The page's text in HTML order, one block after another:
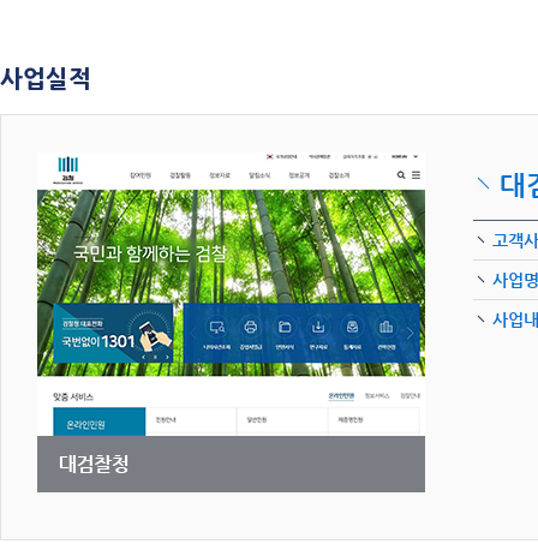
사업실적
대
고객사
사업명
사업